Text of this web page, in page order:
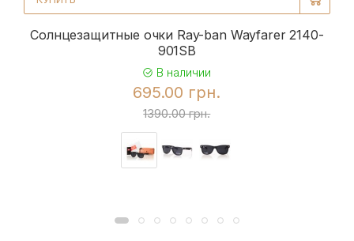
Солнцезащитные очки Ray-ban Wayfarer 2140-
901SB
В наличии
695.00 грн.
1390.00 грн.